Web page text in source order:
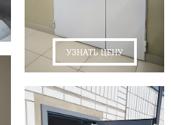
УЗНАТЬ ЦЕНУ